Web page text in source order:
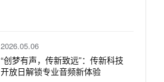
2026.05.06
“创梦有声，传新致远”：传新科技
开放日解锁专业音频新体验